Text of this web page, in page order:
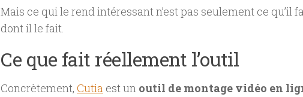
Mais ce qui le rend intéressant n’est pas seulement ce qu’il
dont il le fait.
Ce que fait réellement l’outil
Concrètement, Cutia est un outil de montage vidéo en